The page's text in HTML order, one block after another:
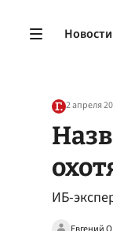
Новости
2 апреля
ИБ-